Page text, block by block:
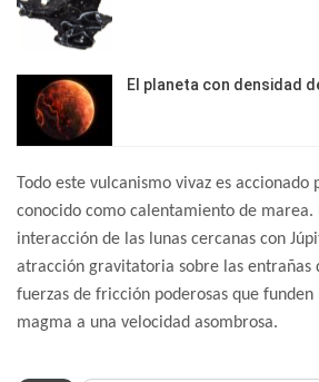
El planeta con densidad
Todo este vulcanismo vivaz es accionado
conocido como calentamiento de marea.
interacción de las lunas cercanas con
atracción gravitatoria sobre las entrañas
fuerzas de fricción poderosas que funden
magma a una velocidad asombrosa.